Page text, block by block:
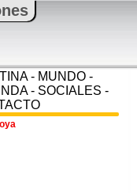
- MUNDO -
- SOCIALES -